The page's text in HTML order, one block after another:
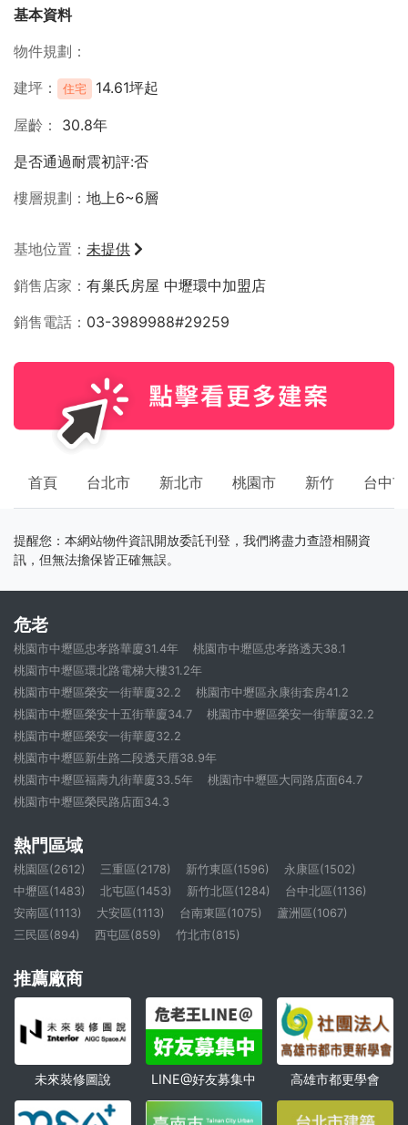
基本資料
物件規劃
建坪
住宅 14.61坪起
屋齡
30.8年
是否通過耐震初評:否
樓層規劃
地上6~6層
基地位置
未提供
銷售店家
有巢氏房屋 中壢環中加盟店
銷售電話
03-3989988#29259
首頁 台北市 新北市 桃園市 新竹 台中市
提醒您：本網站物件資訊開放委託刊登，我們將盡力查證相關資
訊，但無法擔保皆正確無誤。
危老
桃園市中壢區忠孝路華廈31.4年
桃園市中壢區忠孝路透天38.1
桃園市中壢區環北路電梯大樓31.2年
桃園市中壢區榮安一街華廈32.2
桃園市中壢區永康街套房41.2
桃園市中壢區榮安十五街華廈34.7
桃園市中壢區榮安一街華廈32.2
桃園市中壢區榮安一街華廈32.2
桃園市中壢區新生路二段透天厝38.9年
桃園市中壢區福壽九街華廈33.5年
桃園市中壢區大同路店面64.7
桃園市中壢區榮民路店面34.3
熱門區域
桃園區(2612) 三重區(2178) 新竹東區(1596)
永康區(1502)
中壢區(1483)
北屯區(1453) 新竹北區(1284)
台中北區(1136)
安南區(1113)
大安區(1113) 台南東區(1075)
蘆洲區(1067)
三民區(894)
西屯區(859) 竹北市(815)
推薦廠商
未來裝修圖說 LINE@好友募集中 高雄市都更學會